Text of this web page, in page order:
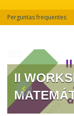
Perguntas frequentes
II